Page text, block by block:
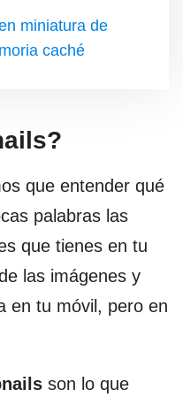
miniatura de
caché
que entender qué
palabras las
que tienes en tu
las imágenes y
en tu móvil, pero en
son lo que